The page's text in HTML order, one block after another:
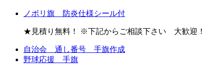
ノボリ旗 防炎仕様シール付
★見積り無料！ ※下記からご相談下さい 大歓迎！
自治会 通し番号 手旗作成
野球応援 手旗